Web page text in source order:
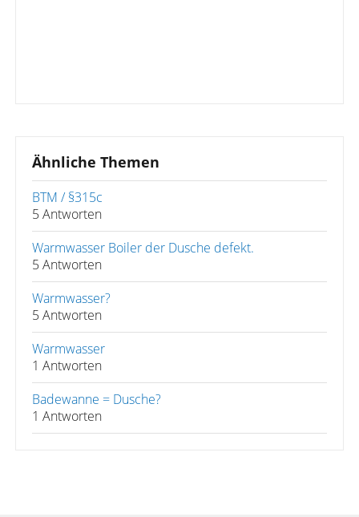
Ähnliche Themen
BTM / §315c
5 Antworten
Warmwasser Boiler der Dusche defekt.
5 Antworten
Warmwasser?
5 Antworten
Warmwasser
1 Antworten
Badewanne = Dusche?
1 Antworten